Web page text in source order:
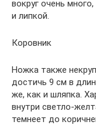
вокруг очень
и липкой.
Коровник
Ножка также
достичь 9 см в
же, как и шляпка.
внутри светло-
темнеет до